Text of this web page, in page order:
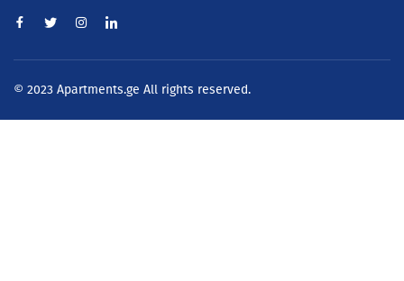
© 2023 Apartments.ge All rights reserved.